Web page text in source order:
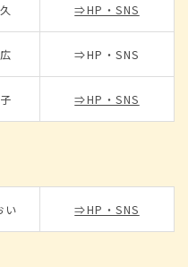
⇒HP・SNS
⇒HP・SNS
⇒HP・SNS
い ⇒HP・SNS